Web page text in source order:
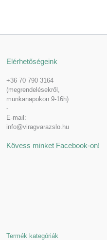
Elérhetőségeink
+36 70 790 3164
(megrendelésekről,
munkanapokon 9-16h)
-
E-mail:
info@viragvarazslo.hu
Kövess minket Facebook-on!
Termék kategóriák